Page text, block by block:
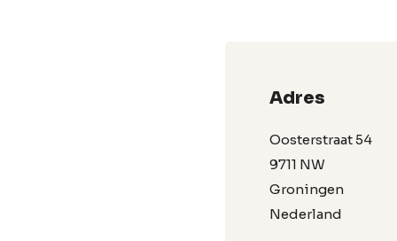
Adres
Oosterstraat 54
9711 NW
Groningen
Nederland